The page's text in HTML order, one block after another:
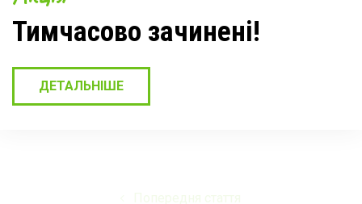
соціальних мережах:
Тимчасово зачинені!
ДЕТАЛЬНІШЕ